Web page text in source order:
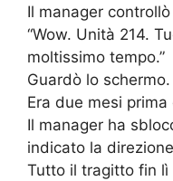
Il manager
“Wow. Unità 214.
moltissimo tempo.”
Guardò lo schermo.
Era due mesi
Il manager ha
indicato la
Tutto il tragitto fin lì